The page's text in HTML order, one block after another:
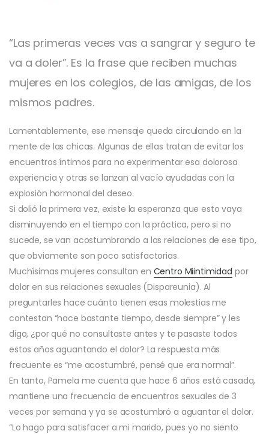
“Las primeras veces vas a sangrar y seguro te
va a doler”. Es la frase que reciben muchas
mujeres en los colegios, de las amigas, de los
mismos padres.
Lamentablemente, ese mensaje queda circulando en la
mente de las chicas. Algunas de ellas tratan de evitar los
encuentros íntimos para no experimentar esa dolorosa
experiencia y otras se lanzan al vacío ayudadas con la
explosión hormonal del deseo.
Si dolió la primera vez, existe la esperanza que esto vaya
disminuyendo en el tiempo con la práctica, pero si no
sucede, se van acostumbrando a las relaciones de ese tipo,
que obviamente son poco satisfactorias.
Muchísimas mujeres consultan en Centro Miintimidad por
dolor en sus relaciones sexuales (Dispareunia). Al
preguntarles hace cuánto tienen esas molestias me
contestan “hace bastante tiempo, desde siempre” y les
digo, ¿por qué no consultaste antes y te pasaste todos
estos años aguantando el dolor? La respuesta más
frecuente es “me acostumbré, pensé que era normal”.
En tanto, Pamela me cuenta que hace 6 años está casada,
mantiene una frecuencia de encuentros sexuales de 3
veces por semana y ya se acostumbró a aguantar el dolor.
“Lo hago para satisfacer a mi marido, pues yo no siento